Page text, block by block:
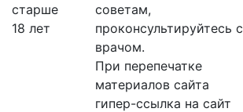
советам,
проконсультируйтесь с
врачом.
При перепечатке
материалов сайта
гипер-ссылка на сайт